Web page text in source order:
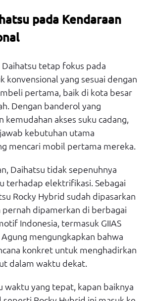
pada Kendaraan
Daihatsu tetap fokus pada
konvensional yang sesuai dengan
pertama, baik di kota besar
Dengan banderol yang
kemudahan akses suku cadang,
kebutuhan utama
mencari mobil pertama mereka.
Daihatsu tidak sepenuhnya
terhadap elektrifikasi. Sebagai
Rocky Hybrid sudah dipasarkan
pernah dipamerkan di berbagai
Indonesia, termasuk GIIAS
mengungkapkan bahwa
konkret untuk menghadirkan
dalam waktu dekat.
waktu yang tepat, kapan baiknya